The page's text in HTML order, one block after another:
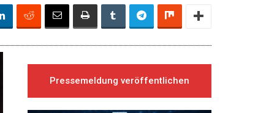
Pressemeldung veröffentlichen